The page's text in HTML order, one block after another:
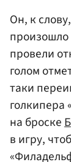
Он, к
произошло
провели
голом
таки
голкипера
на броске
в игру,